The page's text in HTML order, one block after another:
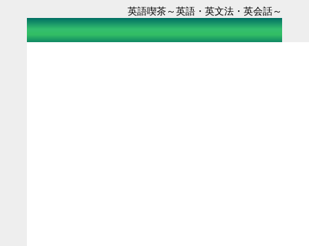
英語喫茶～英語・英文法・英会話～